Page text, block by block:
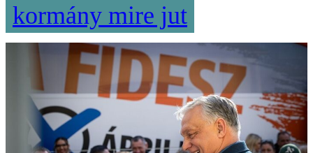
kormány mire jut